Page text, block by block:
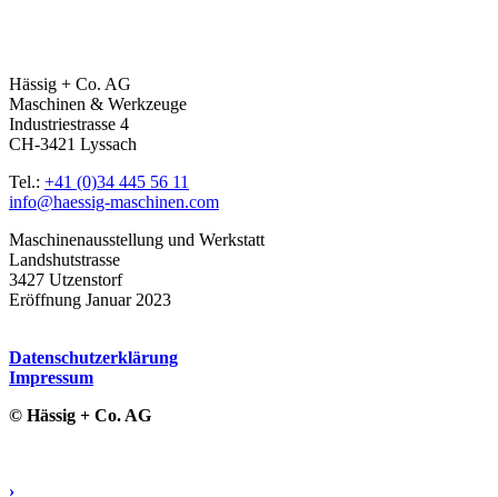
Hässig + Co. AG
Maschinen & Werkzeuge
Industriestrasse 4
CH-3421 Lyssach
Tel.: +41 (0)34 445 56 11
info@haessig-maschinen.com
Maschinenausstellung und Werkstatt
Landshutstrasse
3427 Utzenstorf
Eröffnung Januar 2023
Datenschutzerklärung
Impressum
© Hässig + Co. AG
›